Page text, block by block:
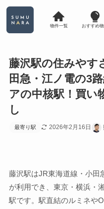
物件一覧 おすすめ
藤沢駅の住みやす
田急・江ノ電の3
アの中核駅！買い
し
最寄り駅 2026年2月16日
藤沢駅はJR東海道線・小田
が利用でき、東京・横浜・
駅です。駅直結のルミネや